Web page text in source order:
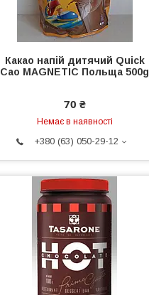
Какао напій дитячий Quick
Cao MAGNETIC Польща 500g
70 ₴
Немає в наявності
+380 (63) 050-29-12